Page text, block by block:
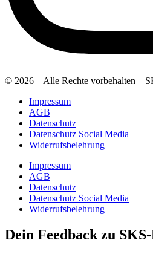
© 2026 – Alle Rechte vorbehalten –
Impressum
AGB
Datenschutz
Datenschutz Social Media
Widerrufsbelehrung
Impressum
AGB
Datenschutz
Datenschutz Social Media
Widerrufsbelehrung
Dein Feedback zu